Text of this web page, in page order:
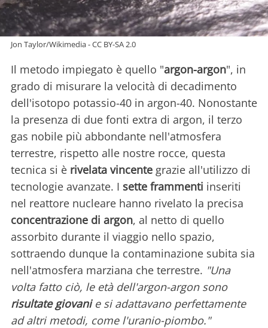
Jon Taylor/Wikimedia - CC BY-SA 2.0
Il metodo impiegato è quello "argon-argon", in
grado di misurare la velocità di decadimento
dell'isotopo potassio-40 in argon-40. Nonostante
la presenza di due fonti extra di argon, il terzo
gas nobile più abbondante nell'atmosfera
terrestre, rispetto alle nostre rocce, questa
tecnica si è rivelata vincente grazie all'utilizzo di
tecnologie avanzate. I sette frammenti inseriti
nel reattore nucleare hanno rivelato la precisa
concentrazione di argon, al netto di quello
assorbito durante il viaggio nello spazio,
sottraendo dunque la contaminazione subita sia
nell'atmosfera marziana che terrestre. "Una
volta fatto ciò, le età dell'argon-argon sono
risultate giovanie si adattavano perfettamente
ad altri metodi, come l'uranio-piombo."